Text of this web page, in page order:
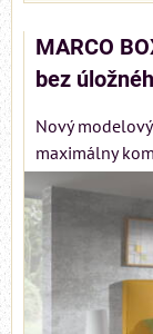
MARCO
bez
Nový
maximálny